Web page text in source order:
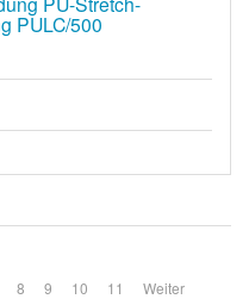
PULC/500
8 9 10 11
Weiter